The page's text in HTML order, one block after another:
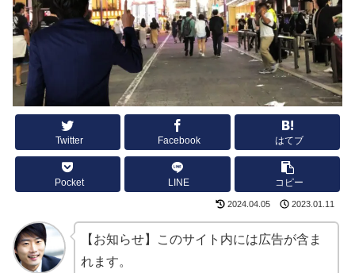
Twitter Facebook はてブ
Pocket LINE コピー
2024.04.05 2023.01.11
【お知らせ】このサイト内には広告が含ま
れます。